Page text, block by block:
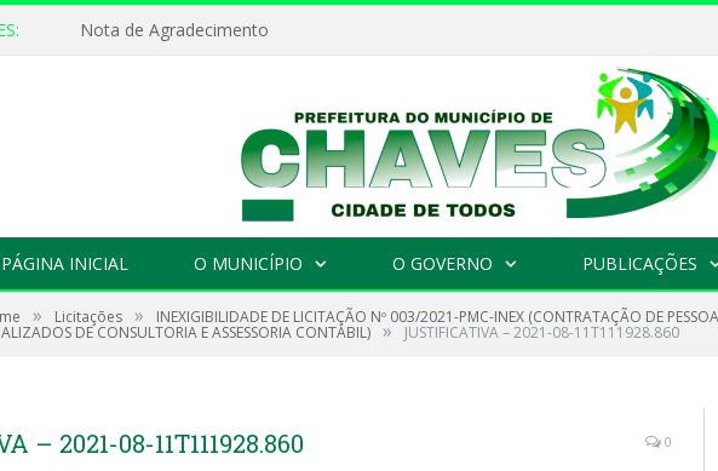
Nota de Agradecimento
PÁGINA INICIAL O MUNICÍPIO O GOVERNO PUBLICAÇÕES
» Licitações » INEXIGIBILIDADE DE LICITAÇÃO Nº 003/2021-PMC-INEX (CONTRATAÇÃO DE
DE CONSULTORIA E ASSESSORIA CONTÁBIL) » JUSTIFICATIVA – 2021-08-11T111928.860
– 2021-08-11T111928.860 0